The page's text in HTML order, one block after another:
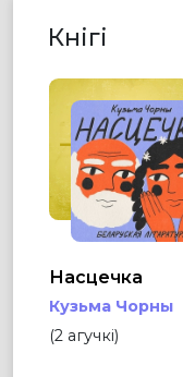
Кнігі
Кузьма Чорны
НАСЦЕЧКА
Насцечка
Кузьма Чорны
(2 агучкі)